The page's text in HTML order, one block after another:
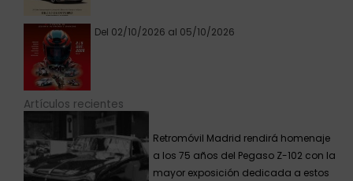
Del 02/10/2026 al 05/10/2026
Artículos recientes
Retromóvil Madrid rendirá homenaje
a los 75 años del Pegaso Z-102 con la
mayor exposición dedicada a estos